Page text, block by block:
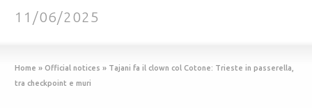
11/06/2025
Home » Official notices » Tajani fa il clown col Cotone: Trieste in passerella,
tra checkpoint e muri